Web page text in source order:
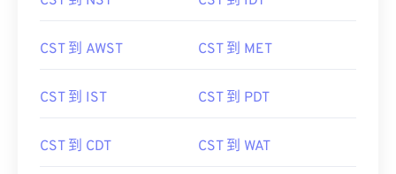
CST 到 AWST CST 到 MET
CST 到 IST CST 到 PDT
CST 到 CDT CST 到 WAT